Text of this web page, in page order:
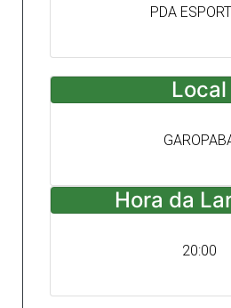
PDA
Local
Hora da
20:00